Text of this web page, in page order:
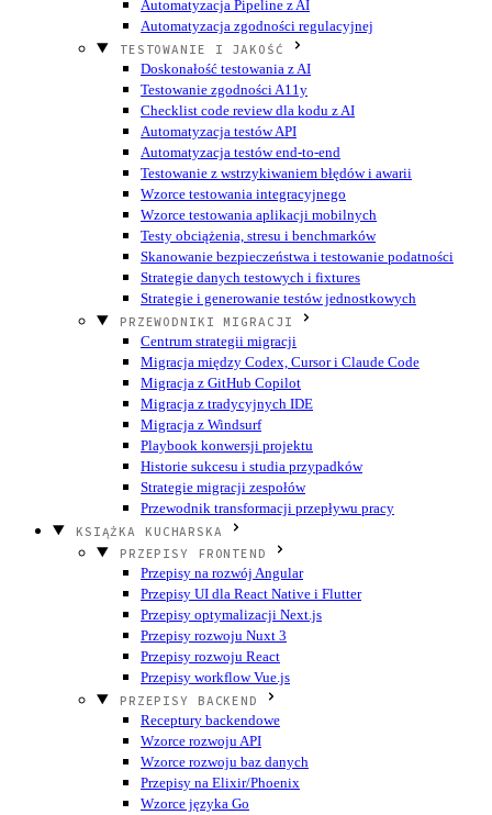
Automatyzacja Pipeline z AI
Automatyzacja zgodności regulacyjnej
TESTOWANIE I JAKOŚĆ
Doskonałość testowania z AI
Testowanie zgodności A11y
Checklist code review dla kodu z AI
Automatyzacja testów API
Automatyzacja testów end-to-end
Testowanie z wstrzykiwaniem błędów i awarii
Wzorce testowania integracyjnego
Wzorce testowania aplikacji mobilnych
Testy obciążenia, stresu i benchmarków
Skanowanie bezpieczeństwa i testowanie podatności
Strategie danych testowych i fixtures
Strategie i generowanie testów jednostkowych
PRZEWODNIKI MIGRACJI
Centrum strategii migracji
Migracja między Codex, Cursor i Claude Code
Migracja z GitHub Copilot
Migracja z tradycyjnych IDE
Migracja z Windsurf
Playbook konwersji projektu
Historie sukcesu i studia przypadków
Strategie migracji zespołów
Przewodnik transformacji przepływu pracy
KSIĄŻKA KUCHARSKA
PRZEPISY FRONTEND
Przepisy na rozwój Angular
Przepisy UI dla React Native i Flutter
Przepisy optymalizacji Next.js
Przepisy rozwoju Nuxt 3
Przepisy rozwoju React
Przepisy workflow Vue.js
PRZEPISY BACKEND
Receptury backendowe
Wzorce rozwoju API
Wzorce rozwoju baz danych
Przepisy na Elixir/Phoenix
Wzorce języka Go